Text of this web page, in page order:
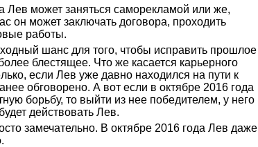
Лев может заняться саморекламой или же,
он может заключать договора, проходить
работы.
шанс для того, чтобы исправить прошлое
блестящее. Что же касается карьерного
если Лев уже давно находился на пути к
обговорено. А вот если в октябре 2016 года
борьбу, то выйти из нее победителем, у него
действовать Лев.
замечательно. В октябре 2016 года Лев даже